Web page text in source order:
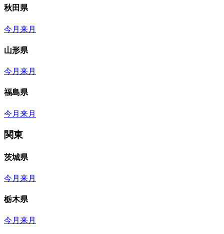
秋田県
今月 来月
山形県
今月 来月
福島県
今月 来月
関東
茨城県
今月 来月
栃木県
今月 来月